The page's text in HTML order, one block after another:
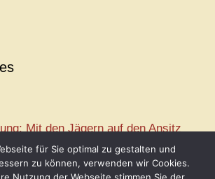
Mit den Jägern auf den Ansitz
für Sie optimal zu gestalten und
zu können, verwenden wir Cookies.